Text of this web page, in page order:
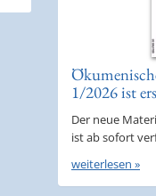
1/2026 ist
Der neue
ist ab sofort
weiterlesen »